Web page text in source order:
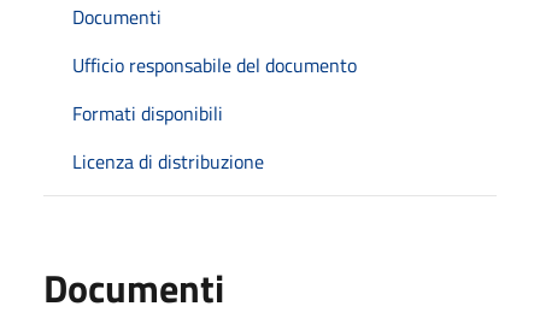
Documenti
Ufficio responsabile del documento
Formati disponibili
Licenza di distribuzione
Documenti